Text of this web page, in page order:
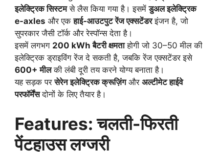
इलेक्ट्रिक सिस्टमसे लैस किया गया है। इसमेंडुअल इलेक्ट्रिक
e-axles और एकहाई-आउटपुट रेंज एक्सटेंडरइंजन है, जो
सुपरकार जैसी टॉर्क और रेस्पॉन्स देता है।
इसमें लगभग 200 kWh बैटरी क्षमताहोगी जो 30–50 मील की
इलेक्ट्रिक ड्राइविंग रेंज दे सकती है, जबकि रेंज एक्सटेंडर इसे
600+ मीलकी लंबी दूरी तय करने योग्य बनाता है।
यह सड़क परसेरेन इलेक्ट्रिक क्रूज़िंगऔर अल्टीमेट हाईवे
परफॉर्मेंसदोनों के लिए तैयार है।
Features: चलती-फिरती
पेंटहाउस लग्जरी